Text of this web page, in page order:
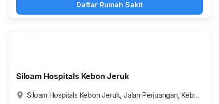
Daftar Rumah Sakit
Siloam Hospitals Kebon Jeruk
Siloam Hospitals Kebon Jeruk, Jalan Perjuangan, Kebon